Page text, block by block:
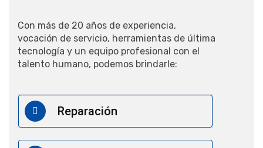
Con más de 20 años de experiencia,
vocación de servicio, herramientas de última
tecnología y un equipo profesional con el
talento humano, podemos brindarle:
Reparación